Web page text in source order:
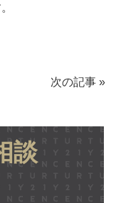
次の記事 »
談